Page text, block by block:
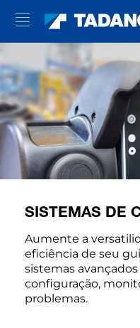
SISTEMAS DE
Aumente a
eficiência de seu
sistemas
configuração,
problemas.